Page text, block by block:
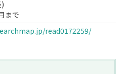
まで
read0172259/